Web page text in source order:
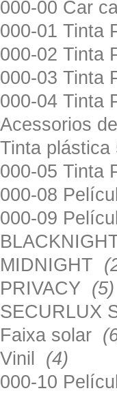
000-00 Car
000-01 Tinta
000-02 Tinta
000-03 Tinta
000-04 Tinta
Acessorios
Tinta plástica
000-05 Tinta
000-08
000-09
MIDNIGHT
PRIVACY (5)
SECURLUX
Faixa solar
Vinil (4)
000-10